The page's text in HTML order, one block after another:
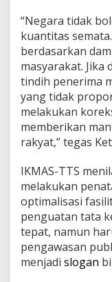
“Negara tidak
kuantitas
berdasarkan
masyarakat.
tindih penerima
yang tidak
melakukan
memberikan
rakyat,” tegas
IKMAS-TTS
melakukan
optimalisasi
penguatan tata
tepat, namun
pengawasan
menjadi slogan